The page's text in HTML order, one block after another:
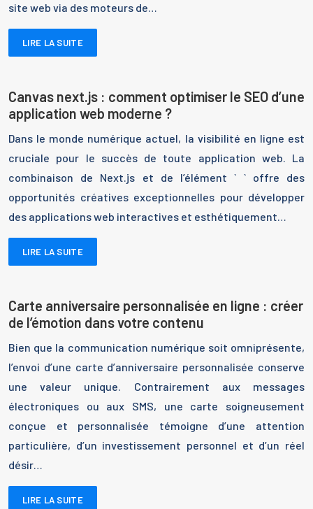
site web via des moteurs de…
LIRE LA SUITE
Canvas next.js : comment optimiser le SEO d’une
application web moderne ?
Dans le monde numérique actuel, la visibilité en ligne est
cruciale pour le succès de toute application web. La
combinaison de Next.js et de l’élément ` ` offre des
opportunités créatives exceptionnelles pour développer
des applications web interactives et esthétiquement…
LIRE LA SUITE
Carte anniversaire personnalisée en ligne : créer
de l’émotion dans votre contenu
Bien que la communication numérique soit omniprésente,
l’envoi d’une carte d’anniversaire personnalisée conserve
une valeur unique. Contrairement aux messages
électroniques ou aux SMS, une carte soigneusement
conçue et personnalisée témoigne d’une attention
particulière, d’un investissement personnel et d’un réel
désir…
LIRE LA SUITE